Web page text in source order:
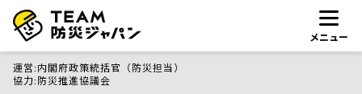
メニュー
運営 内閣府政策統括官（防災担当）
協力 防災推進協議会